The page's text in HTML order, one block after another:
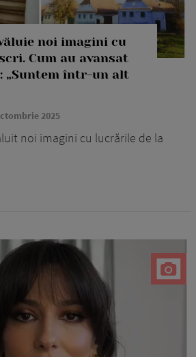
noi imagini cu
Cum au avansat
„Suntem într-un alt
2025
noi imagini cu lucrările de la